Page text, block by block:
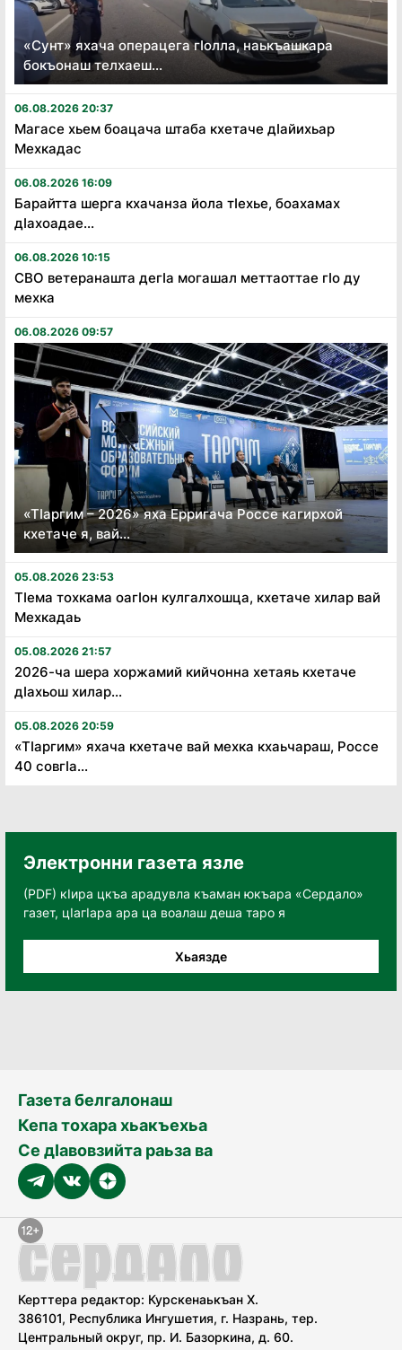
«Сунт» яхача операцега гӏолла, наькъашкара
бокъонаш телхаеш...
06.08.2026 20:37
Магасе хьем боацача штаба кхетаче дӏайихьар
Мехкадас
06.08.2026 16:09
Барайтта шерга кхачанза йола тӏехье, боахамах
дӏахоадае...
06.08.2026 10:15
СВО ветеранашта дегӏа могашал меттаоттае гӏо ду
мехка
06.08.2026 09:57
«Тӏаргим – 2026» яха Ерригача Россе кагирхой
кхетаче я, вай...
05.08.2026 23:53
Тӏема тохкама оагӏон кулгалхошца, кхетаче хилар вай
Мехкадаь
05.08.2026 21:57
2026-ча шера хоржамий кийчонна хетаяь кхетаче
дӏахьош хилар...
05.08.2026 20:59
«Тӏаргим» яхача кхетаче вай мехка кхаьчараш, Россе
40 совгӏа...
Электронни газета язле
(PDF) кӀира цкъа арадувла къаман юкъара «Сердало»
газет, цӀагӀара ара ца воалаш деша таро я
Хьаязде
Газета белгалонаш
Кепа тохара хьакъехьа
Се дӀавовзийта раьза ва
Керттера редактор: Курскенаькъан Х.
386101, Республика Ингушетия, г. Назрань, тер.
Центральный округ, пр. И. Базоркина, д. 60.